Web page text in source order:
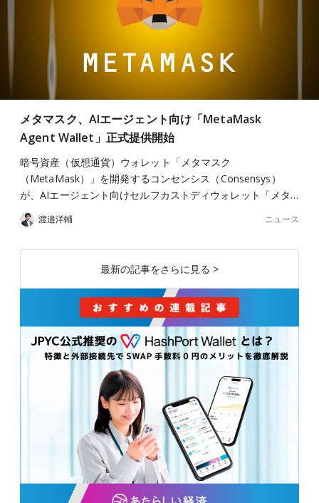
メタマスク、AIエージェント向け「MetaMask
Agent Wallet」正式提供開始
暗号資産（仮想通貨）ウォレット「メタマスク
（MetaMask）」を開発するコンセンシス（Consensys）
が、AIエージェント向けセルフカストディウォレット「メタ…
渡邉洋輔 ニュース
最新の記事をさらに見る >